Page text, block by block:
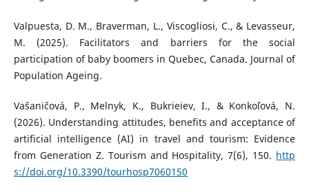
Valpuesta, D. M., Braverman, L., Viscogliosi, C., & Levasseur,
M. (2025). Facilitators and barriers for the social
participation of baby boomers in Quebec, Canada. Journal of
Population Ageing.
Vašaničová, P., Melnyk, K., Bukrieiev, I., & Konkoľová, N.
(2026). Understanding attitudes, benefits and acceptance of
artificial intelligence (AI) in travel and tourism: Evidence
from Generation Z. Tourism and Hospitality, 7(6), 150. http
s://doi.org/10.3390/tourhosp7060150